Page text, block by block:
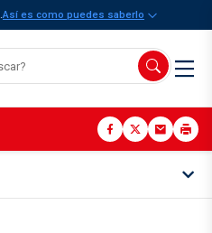
Así es como puedes saberlo